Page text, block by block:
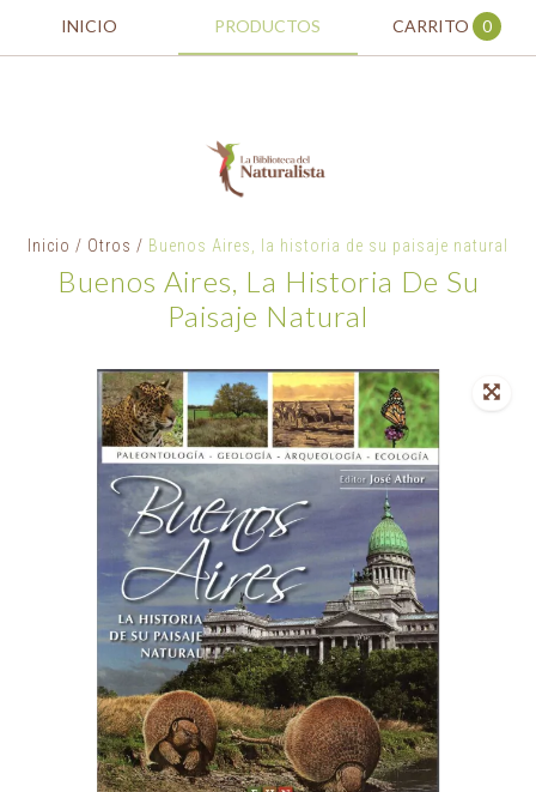
INICIO PRODUCTOS CARRITO 0
Inicio / Otros / Buenos Aires, la historia de su paisaje natural
Buenos Aires, La Historia De Su
Paisaje Natural